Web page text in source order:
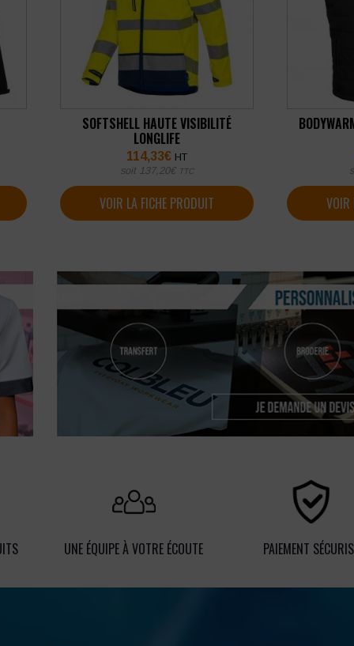
SOFTSHELL HAUTE VISIBILITÉ
LONGLIFE
114,33€ HT
soit 137,20€ TTC
VOIR LA FICHE PRODUIT VOIR
UNE ÉQUIPE À VOTRE ÉCOUTE PAIEMENT